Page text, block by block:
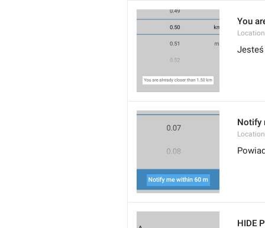
You
Notify
HIDE